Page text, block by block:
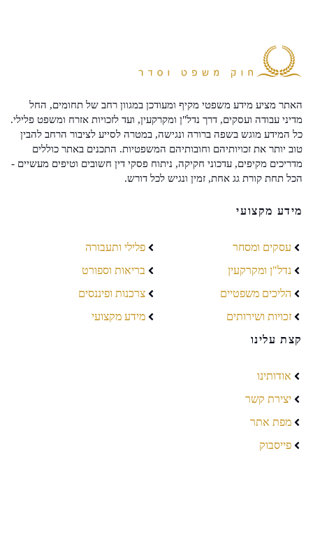
האתר מציע מידע משפטי מקיף ומעודכן במגוון רחב של תחומים, החל
מדיני עבודה ועסקים, דרך נדל"ן ומקרקעין, ועד לזכויות אזרח ומשפט פלילי.
כל המידע מוגש בשפה ברורה ונגישה, במטרה לסייע לציבור הרחב להבין
טוב יותר את זכויותיהם וחובותיהם המשפטיות. התכנים באתר כוללים
מדריכים מקיפים, עדכוני חקיקה, ניתוח פסקי דין חשובים וטיפים מעשיים -
הכל תחת קורת גג אחת, זמין ונגיש לכל דורש.
מידע מקצועי
עסקים ומסחר
נדל"ן ומקרקעין
הליכים משפטיים
זכויות ושירותים
פלילי ותעבורה
בריאות וספורט
צרכנות ופיננסים
מידע מקצועי
קצת עלינו
אודותינו
יצירת קשר
מפת אתר
פייסבוק